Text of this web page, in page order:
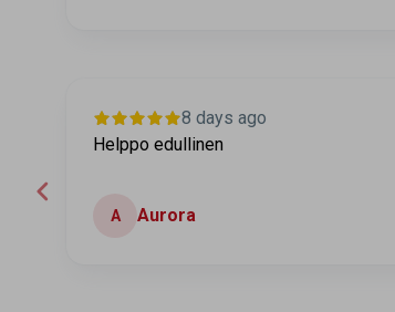
8 days ago
Helppo edullinen
A Aurora